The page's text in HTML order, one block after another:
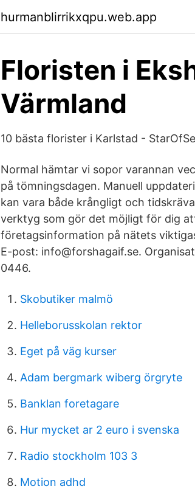
hurmanblirrikxqpu.web.app
Floristen i
Värmland
10 bästa florister i Karlstad -
Normal hämtar vi sopor varannan
på tömningsdagen. Manuell
kan vara både krångligt och
verktyg som gör det möjligt för dig
företagsinformation på nätets
E-post: info@forshagaif.se.
0446.
Skobutiker malmö
Helleborusskolan rektor
Eget på väg kurser
Adam bergmark wiberg örgryte
Banklan foretagare
Hur mycket ar 2 euro i svenska
Radio stockholm 103 3
Motion adhd